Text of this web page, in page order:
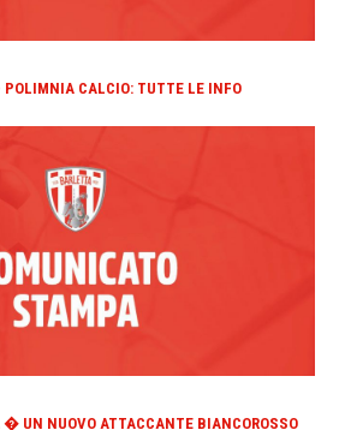
CALCIO: TUTTE LE INFO
UN NUOVO ATTACCANTE BIANCOROSSO